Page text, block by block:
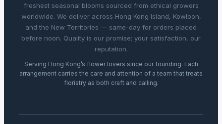
freshest seasonal blooms sourced from ethical growers
worldwide. We deliver across Hong Kong Island, Kowloon,
and the New Territories — same-day for orders placed
before noon. Quality is our promise; your satisfaction, our
reputation.
Serving Hong Kong’s flower lovers since our founding. Each
arrangement carries the care and attention of a team that treats
floristry as both craft and calling.